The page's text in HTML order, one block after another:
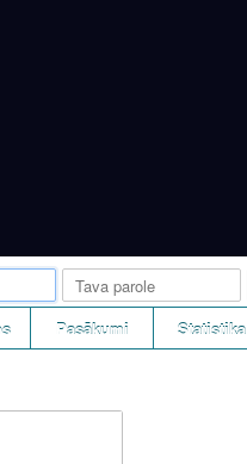
Pasākumi Statistika